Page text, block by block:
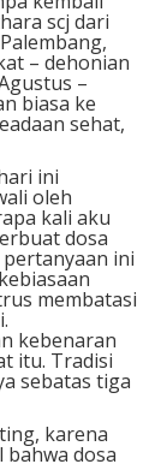
scj dari
– dehonian
–
biasa ke
sehat,
ini
oleh
kali aku
dosa
pertanyaan ini
membatasi
kebenaran
itu. Tradisi
sebatas tiga
karena
bahwa dosa